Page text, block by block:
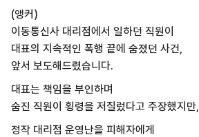
(앵커)
이동통신사 대리점에서 일하던 직원이
대표의 지속적인 폭행 끝에 숨졌던 사건,
앞서 보도해드렸습니다.
대표는 책임을 부인하며
숨진 직원이 횡령을 저질렀다고 주장했지만,
정작 대리점 운영난을 피해자에게